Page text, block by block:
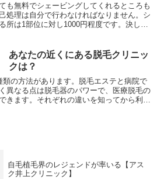
も無料でシェービングしてくれるところも
処理は自分で行わなければなりません。シ
所は1部位に対し1000円程度です。決して
あなたの近くにある脱毛クリニッ
クは？
類の方法があります。脱毛エステと病院で
異なる点は脱毛器のパワーで、医療脱毛の
きます。それぞれの違いを知ってから利用
自毛植毛界のレジェンドが率いる【アス
ク井上クリニック】